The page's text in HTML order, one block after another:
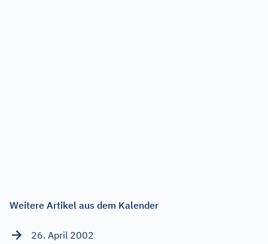
Weitere Artikel aus dem Kalender
26. April 2002